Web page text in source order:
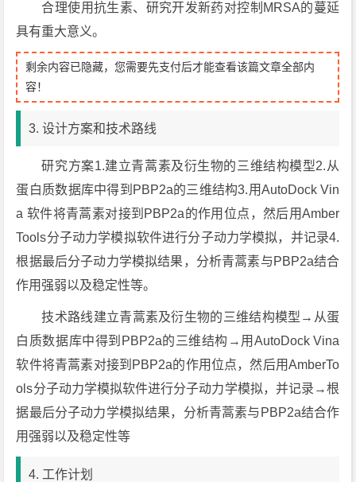
合理使用抗生素、研究开发新药对控制MRSA的蔓延
具有重大意义。
剩余内容已隐藏，您需要先支付后才能查看该篇文章全部内
容！
3. 设计方案和技术路线
研究方案1.建立青蒿素及衍生物的三维结构模型2.从
蛋白质数据库中得到PBP2a的三维结构3.用AutoDock Vin
a 软件将青蒿素对接到PBP2a的作用位点，然后用Amber
Tools分子动力学模拟软件进行分子动力学模拟，并记录4.
根据最后分子动力学模拟结果，分析青蒿素与PBP2a结合
作用强弱以及稳定性等。
技术路线建立青蒿素及衍生物的三维结构模型→从蛋
白质数据库中得到PBP2a的三维结构→用AutoDock Vina
软件将青蒿素对接到PBP2a的作用位点，然后用AmberTo
ols分子动力学模拟软件进行分子动力学模拟，并记录→根
据最后分子动力学模拟结果，分析青蒿素与PBP2a结合作
用强弱以及稳定性等
4. 工作计划